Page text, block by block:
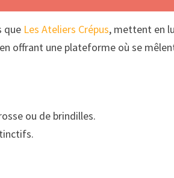
que Les Ateliers Crépus, mettent en
offrant une plateforme où se
ou de brindilles.